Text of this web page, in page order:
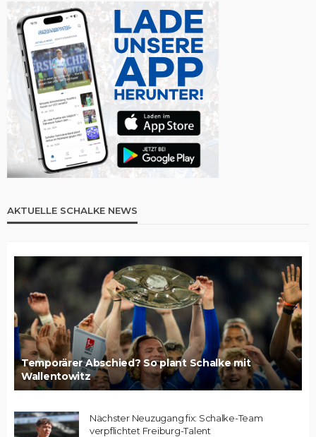
AKTUELLE SCHALKE NEWS
Temporärer Abschied? So plant Schalke mit
Wallentowitz
Nächster Neuzugang fix: Schalke-Team
verpflichtet Freiburg-Talent